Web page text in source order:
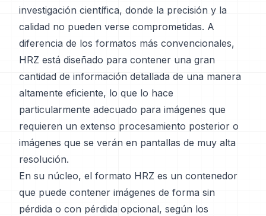
investigación científica, donde la precisión y la
calidad no pueden verse comprometidas. A
diferencia de los formatos más convencionales,
HRZ está diseñado para contener una gran
cantidad de información detallada de una manera
altamente eficiente, lo que lo hace
particularmente adecuado para imágenes que
requieren un extenso procesamiento posterior o
imágenes que se verán en pantallas de muy alta
resolución.
En su núcleo, el formato HRZ es un contenedor
que puede contener imágenes de forma sin
pérdida o con pérdida opcional, según los